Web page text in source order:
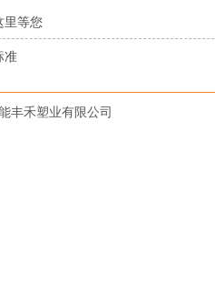
里等您
准
丰禾塑业有限公司